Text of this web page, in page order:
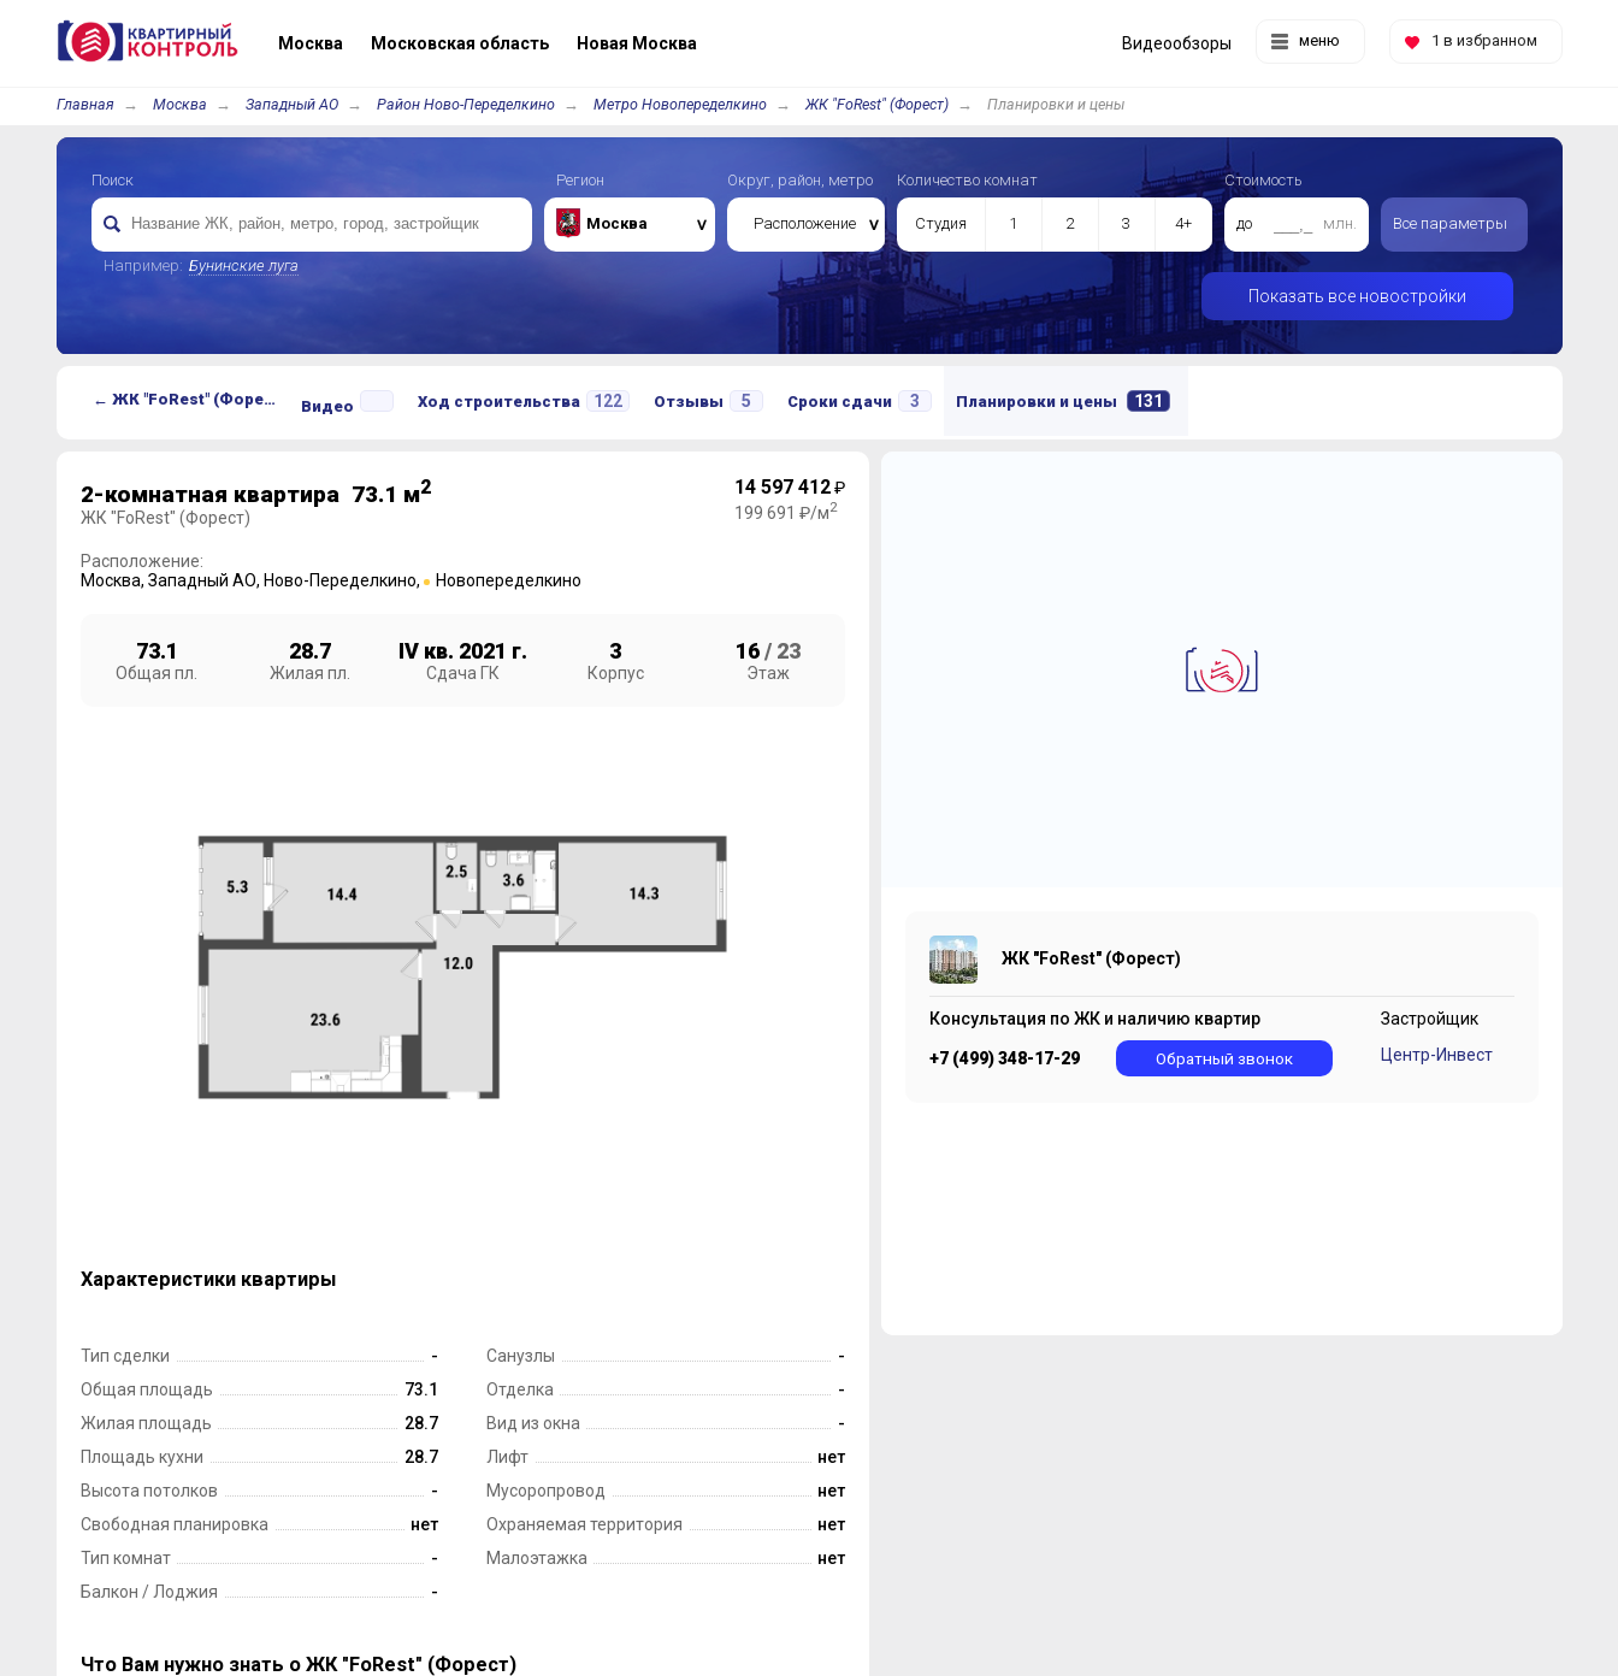
Москва Московская область Новая Москва меню 1 в избранном
Видеообзоры
Главная Москва Западный АО Район Ново-Переделкино Метро Новопеределкино ЖК "FoRest" (Форест) Планировки и цены
Поиск
Например: Бунинские луга
Регион
Москва
Округ, район, метро
Расположение
Количество комнат
Студия 1 2 3 4+
Стоимость
до млн. Все параметры
Показать все новостройки
← ЖК "FoRest" (Форест) Видео Ход строительства 122 Отзывы 5 Сроки сдачи 3 Планировки и цены 131
2-комнатная квартира 73.1 м2
ЖК "FoRest" (Форест)
14 597 412₽
199 691 ₽/м2
Расположение:
Москва, Западный АО, Ново-Переделкино, Новопеределкино
73.1
Общая пл.
28.7
Жилая пл.
IV кв. 2021 г.
Сдача ГК
3
Корпус
16/ 23
Этаж
Характеристики квартиры
Тип сделки
-
Общая площадь
73.1
Жилая площадь
28.7
Площадь кухни
28.7
Высота потолков
-
Свободная планировка
нет
Тип комнат
-
Балкон / Лоджия
-
Санузлы
-
Отделка
-
Вид из окна
-
Лифт
нет
Мусоропровод
нет
Охраняемая территория
нет
Малоэтажка
нет
Что Вам нужно знать о ЖК "FoRest" (Форест)
ЖК "FoRest" (Форест)
Консультация по ЖК и наличию квартир
+7 (499) 348-17-29 Обратный звонок
Застройщик
Центр-Инвест